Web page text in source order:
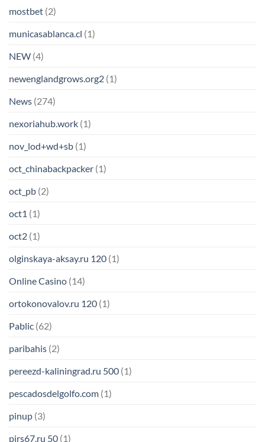
mostbet (2)
municasablanca.cl (1)
NEW (4)
newenglandgrows.org2 (1)
News (274)
nexoriahub.work (1)
nov_lod+wd+sb (1)
oct_chinabackpacker (1)
oct_pb (2)
oct1 (1)
oct2 (1)
olginskaya-aksay.ru 120 (1)
Online Casino (14)
ortokonovalov.ru 120 (1)
Pablic (62)
paribahis (2)
pereezd-kaliningrad.ru 500 (1)
pescadosdelgolfo.com (1)
pinup (3)
pirs67.ru 50 (1)